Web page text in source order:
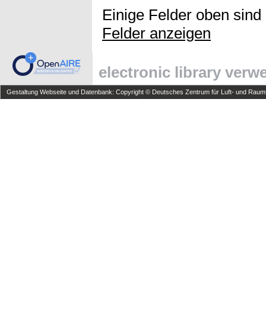
Einige Felder oben
Felder anzeigen
electronic library
Gestaltung Webseite und Datenbank: Copyright © Deutsches Zentrum für Luft- und